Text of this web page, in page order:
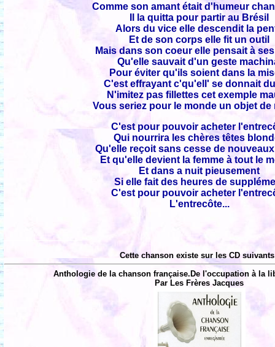
Comme son amant était d'humeur
Il la quitta pour partir au Brésil
Alors du vice elle descendit la
Et de son corps elle fit un outil
Mais dans son coeur elle pensait à
Qu'elle sauvait d'un geste
Pour éviter qu'ils soient dans la
C'est effrayant c'qu'ell' se donnait
N'imitez pas fillettes cet exemple
Vous seriez pour le monde un objet de
C'est pour pouvoir acheter
Qui nourrira les chères têtes
Qu'elle reçoit sans cesse de
Et qu'elle devient la femme à tout le
Et dans a nuit pieusement
Si elle fait des heures de
C'est pour pouvoir acheter
L'entrecôte...
Cette chanson existe sur les CD
Anthologie de la chanson française.De l'occupation à la
Par Les Frères Jacques